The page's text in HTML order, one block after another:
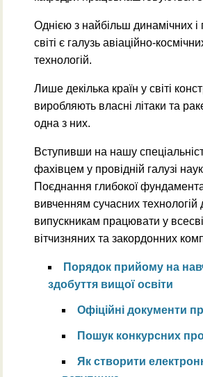
Однією з найбільш динамічних і
світі є галузь авіаційно-
технологій.
Лише декілька країн у світі
виробляють власні літаки та
одна з них.
Вступивши на нашу
фахівцем у провідній галузі
Поєднання глибокої
вивченням сучасних
випускникам працювати у
вітчизняних та закордонних
Порядок прийому на
здобуття вищої освіти
Офіційні документи
Пошук конкурсних
Як створити